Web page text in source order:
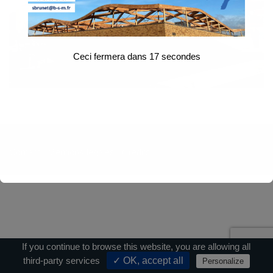
Ceci fermera dans 17secondes
If you continue to browse this website, you are allowing all
third-party services
✓ OK, accept all Personalize